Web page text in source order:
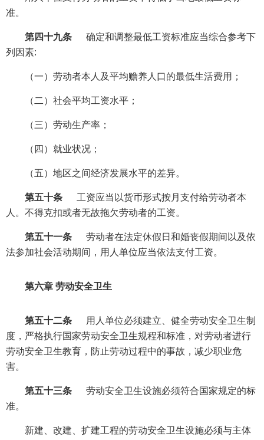
准。
第四十九条
确定和调整最低工资标准应当综合参考下
列因素:
（一）劳动者本人及平均赡养人口的最低生活费用；
（二）社会平均工资水平；
（三）劳动生产率；
（四）就业状况；
（五）地区之间经济发展水平的差异。
第五十条
工资应当以货币形式按月支付给劳动者本
人。不得克扣或者无故拖欠劳动者的工资。
第五十一条
劳动者在法定休假日和婚丧假期间以及依
法参加社会活动期间，用人单位应当依法支付工资。
第六章 劳动安全卫生
第五十二条
用人单位必须建立、健全劳动安全卫生制
度，严格执行国家劳动安全卫生规程和标准，对劳动者进行
劳动安全卫生教育，防止劳动过程中的事故，减少职业危
害。
第五十三条
劳动安全卫生设施必须符合国家规定的标
准。
新建、改建、扩建工程的劳动安全卫生设施必须与主体